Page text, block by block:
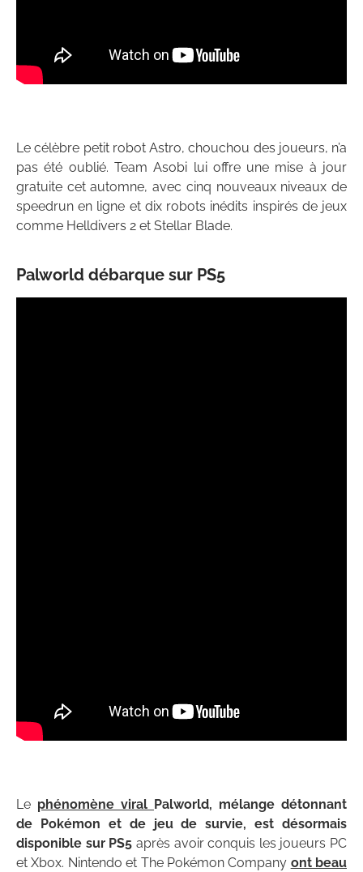
Le célèbre petit robot Astro, chouchou des joueurs, n’a
pas été oublié. Team Asobi lui offre une mise à jour
gratuite cet automne, avec cinq nouveaux niveaux de
speedrun en ligne et dix robots inédits inspirés de jeux
comme Helldivers 2 et Stellar Blade.
Palworld débarque sur PS5
Le phénomène viral Palworld, mélange détonnant
de Pokémon et de jeu de survie, est désormais
disponible sur PS5 après avoir conquis les joueurs PC
et Xbox. Nintendo et The Pokémon Company ont beau